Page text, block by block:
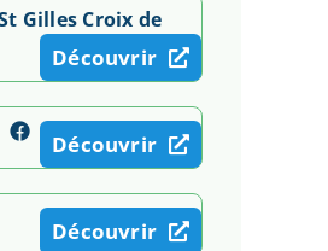
Gilles Croix de
Découvrir
Découvrir
Découvrir